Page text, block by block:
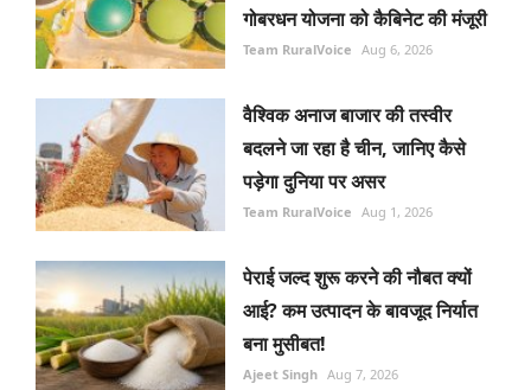
गोबरधन योजना को कैबिनेट की मंजूरी
Team RuralVoice Aug 6, 2026
वैश्विक अनाज बाजार की तस्वीर
बदलने जा रहा है चीन, जानिए कैसे
पड़ेगा दुनिया पर असर
Team RuralVoice Aug 1, 2026
पेराई जल्द शुरू करने की नौबत क्यों
आई? कम उत्पादन के बावजूद निर्यात
बना मुसीबत!
Ajeet Singh Aug 7, 2026